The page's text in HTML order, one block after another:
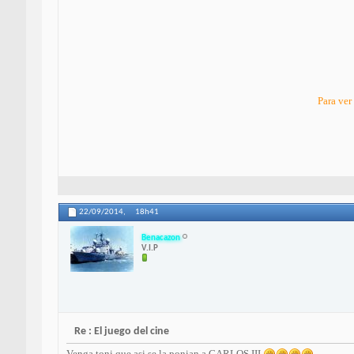
Para
22/09/2014, 18h41
Benacazon
V.I.P
Re : El juego del cine